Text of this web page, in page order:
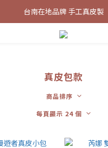
台南在地品牌 手工真皮製
台南在地品牌 手工真皮製
新會員招募中 首次加入領取100元
真皮包款
商品排序
每頁顯示 24 個